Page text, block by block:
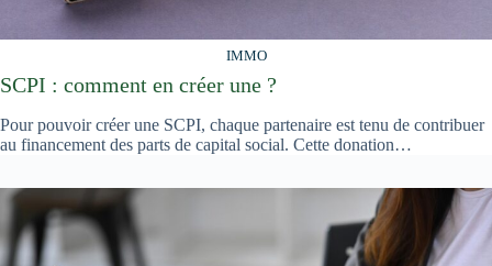
IMMO
SCPI : comment en créer une ?
Pour pouvoir créer une SCPI, chaque partenaire est tenu de contribuer
au financement des parts de capital social. Cette donation…